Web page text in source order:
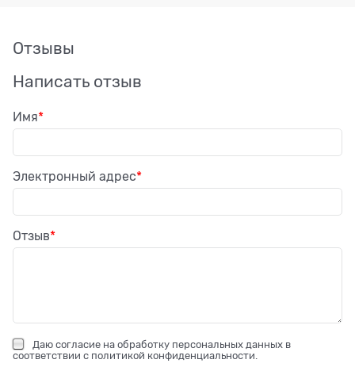
Отзывы
Написать отзыв
Имя
Электронный адрес
Отзыв
Даю согласие на обработку персональных данных в
соответствии с политикой конфиденциальности